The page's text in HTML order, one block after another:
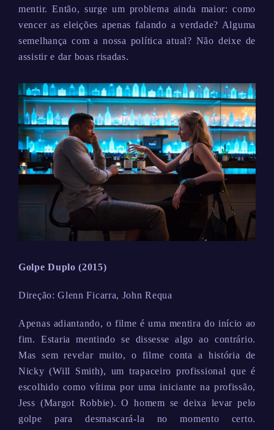
mentir. Então, surge um problema ainda maior: como
vencer as eleições apenas falando a verdade? Alguma
semelhança com a nossa política atual? Não deixe de
assistir e dar boas risadas.
Golpe Duplo (2015)
Direção: Glenn Ficarra, John Requa
Apenas adiantando, o filme é uma mentira do início ao
fim. Estaria mentindo se dissesse algo ao contrário.
Mas sem revelar muito, o filme conta a história de
Nicky (Will Smith), um trapaceiro profissional que é
escolhido como vítima por uma iniciante na profissão,
Jess (Margot Robbie). O homem se deixa levar pelo
golpe para desmascará-la no momento certo.